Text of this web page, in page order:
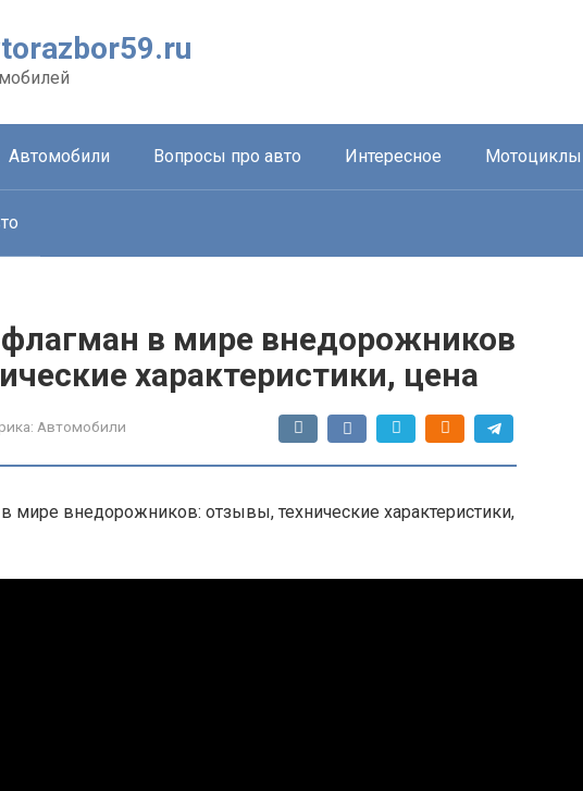
Автомобили Вопросы про авто Интересное Мотоциклы
в мире внедорожников
характеристики, цена
Автомобили